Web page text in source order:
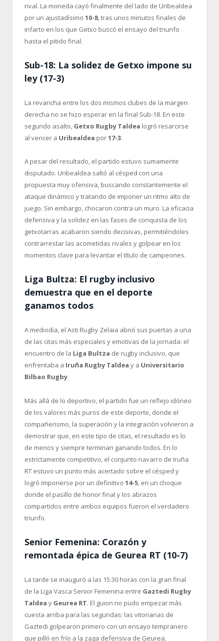
rival. La moneda cayó finalmente del lado de Uribealdea
por un ajustadísimo 10-8, tras unos minutos finales de
infarto en los que Getxo buscó el ensayo del triunfo
hasta el pitido final.
Sub-18: La solidez de Getxo impone su
ley (17-3)
La revancha entre los dos mismos clubes de la margen
derecha no se hizo esperar en la final Sub-18. En este
segundo asalto, Getxo Rugby Taldea logró resarcirse
al vencer a Uribealdea por17-3.
A pesar del resultado, el partido estuvo sumamente
disputado. Uribealdea saltó al césped con una
propuesta muy ofensiva, buscando constantemente el
ataque dinámico y tratando de imponer un ritmo alto de
juego. Sin embargo, chocaron contra un muro. La eficacia
defensiva y la solidez en las fases de conquista de los
getxotarras acabaron siendo decisivas, permitiéndoles
contrarrestar las acometidas rivales y golpear en los
momentos clave para levantar el título de campeones.
Liga Bultza: El rugby inclusivo
demuestra que en el deporte
ganamos todos
A mediodía, el Asti Rugby Zelaia abrió sus puertas a una
de las citas más especiales y emotivas de la jornada: el
encuentro de la Liga Bultza de rugby inclusivo, que
enfrentaba a Iruña Rugby Taldea y a Universitario
Bilbao Rugby.
Más allá de lo deportivo, el partido fue un reflejo idóneo
de los valores más puros de este deporte, donde el
compañerismo, la superación y la integración volvieron a
demostrar que, en este tipo de citas, el resultado es lo
de menos y siempre terminan ganando todos. En lo
estrictamente competitivo, el conjunto navarro de Iruña
RT estuvo un punto más acertado sobre el césped y
logró imponerse por un definitivo 14-5, en un choque
donde el pasillo de honor final y los abrazos
compartidos entre ambos equipos fueron el verdadero
triunfo.
Senior Femenina: Corazón y
remontada épica de Geurea RT (10-7)
La tarde se inauguró a las 15:30 horas con la gran final
de la Liga Vasca Senior Femenina entre Gaztedi Rugby
Taldea y Geurea RT. El guion no pudo empezar más
cuesta arriba para las segundas; las vitorianas de
Gaztedi golpearon primero con un ensayo tempranero
que pilló en frío a la zaga defensiva de Geurea,